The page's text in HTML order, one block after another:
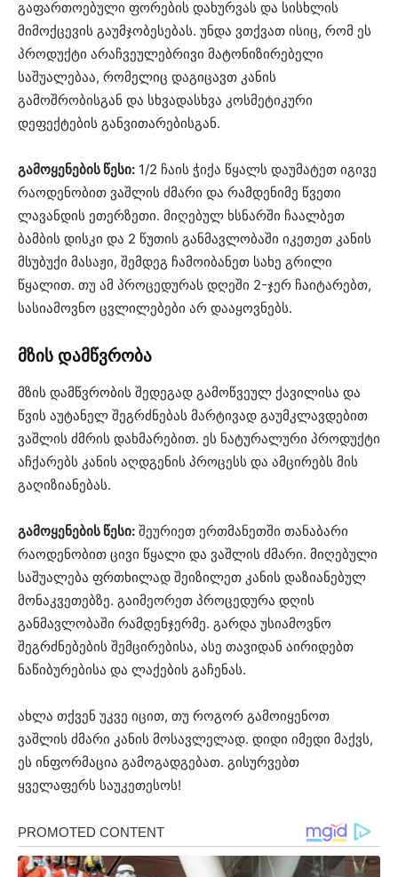
გაფართოებული ფორების დახურვას და სისხლის
მიმოქცევის გაუმჯობესებას. უნდა ვთქვათ ისიც, რომ ეს
პროდუქტი არაჩვეულებრივი მატონიზირებელი
საშუალებაა, რომელიც დაგიცავთ კანის
გამოშრობისგან და სხვადასხვა კოსმეტიკური
დეფექტების განვითარებისგან.
გამოყენების წესი: 1/2 ჩაის ჭიქა წყალს დაუმატეთ იგივე
რაოდენობით ვაშლის ძმარი და რამდენიმე წვეთი
ლავანდის ეთერზეთი. მიღებულ ხსნარში ჩაალბეთ
ბამბის დისკი და 2 წუთის განმავლობაში იკეთეთ კანის
მსუბუქი მასაჟი, შემდეგ ჩამოიბანეთ სახე გრილი
წყალით. თუ ამ პროცედურას დღეში 2-ჯერ ჩაიტარებთ,
სასიამოვნო ცვლილებები არ დააყოვნებს.
მზის დამწვრობა
მზის დამწვრობის შედეგად გამოწვეულ ქავილისა და
წვის აუტანელ შეგრძნებას მარტივად გაუმკლავდებით
ვაშლის ძმრის დახმარებით. ეს ნატურალური პროდუქტი
აჩქარებს კანის აღდგენის პროცესს და ამცირებს მის
გაღიზიანებას.
გამოყენების წესი: შეურიეთ ერთმანეთში თანაბარი
რაოდენობით ცივი წყალი და ვაშლის ძმარი. მიღებული
საშუალება ფრთხილად შეიზილეთ კანის დაზიანებულ
მონაკვეთებზე. გაიმეორეთ პროცედურა დღის
განმავლობაში რამდენჯერმე. გარდა უსიამოვნო
შეგრძნებების შემცირებისა, ასე თავიდან აირიდებთ
ნაწიბურებისა და ლაქების გაჩენას.
ახლა თქვენ უკვე იცით, თუ როგორ გამოიყენოთ
ვაშლის ძმარი კანის მოსავლელად. დიდი იმედი მაქვს,
ეს ინფორმაცია გამოგადგებათ. გისურვებთ
ყველაფერს საუკეთესოს!